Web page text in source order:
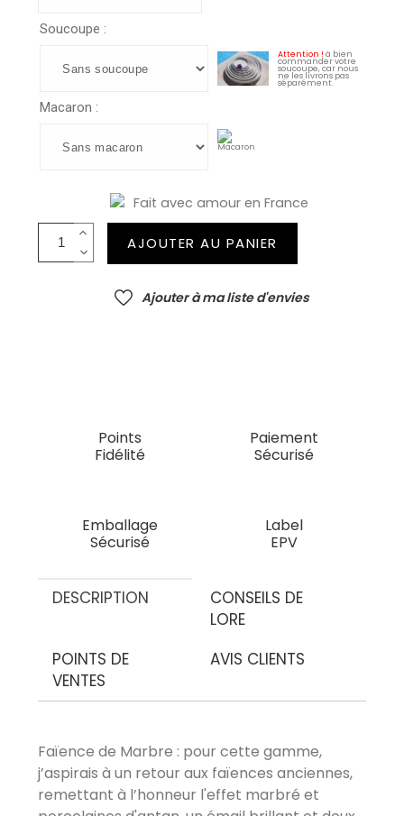
Soucoupe :
Attention !à bien
commander votre
soucoupe, car nous
ne les livrons pas
séparément.
Macaron :
Fait avec amour en France
AJOUTER AU PANIER
Ajouter à ma liste d'envies
Points
Fidélité
Paiement
Sécurisé
Emballage
Sécurisé
Label
EPV
DESCRIPTION
CONSEILS DE
LORE
POINTS DE
VENTES
AVIS CLIENTS
Faïence de Marbre : pour cette gamme,
j’aspirais à un retour aux faïences anciennes,
remettant à l’honneur l'effet marbré et
AVIS À PROPOS DU PRODUIT